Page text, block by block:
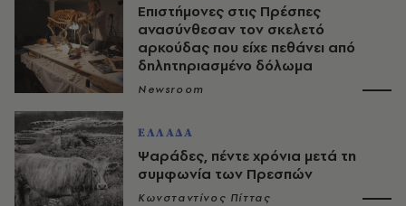
Επιστήμονες στις Πρέσπες
ανασύνθεσαν τον σκελετό
αρκούδας που είχε πεθάνει από
δηλητηριασμένο δόλωμα
Newsroom
ΕΛΛΑΔΑ
Ψαράδες, πέντε χρόνια μετά τη
συμφωνία των Πρεσπών
Κωνσταντίνος Πίττας